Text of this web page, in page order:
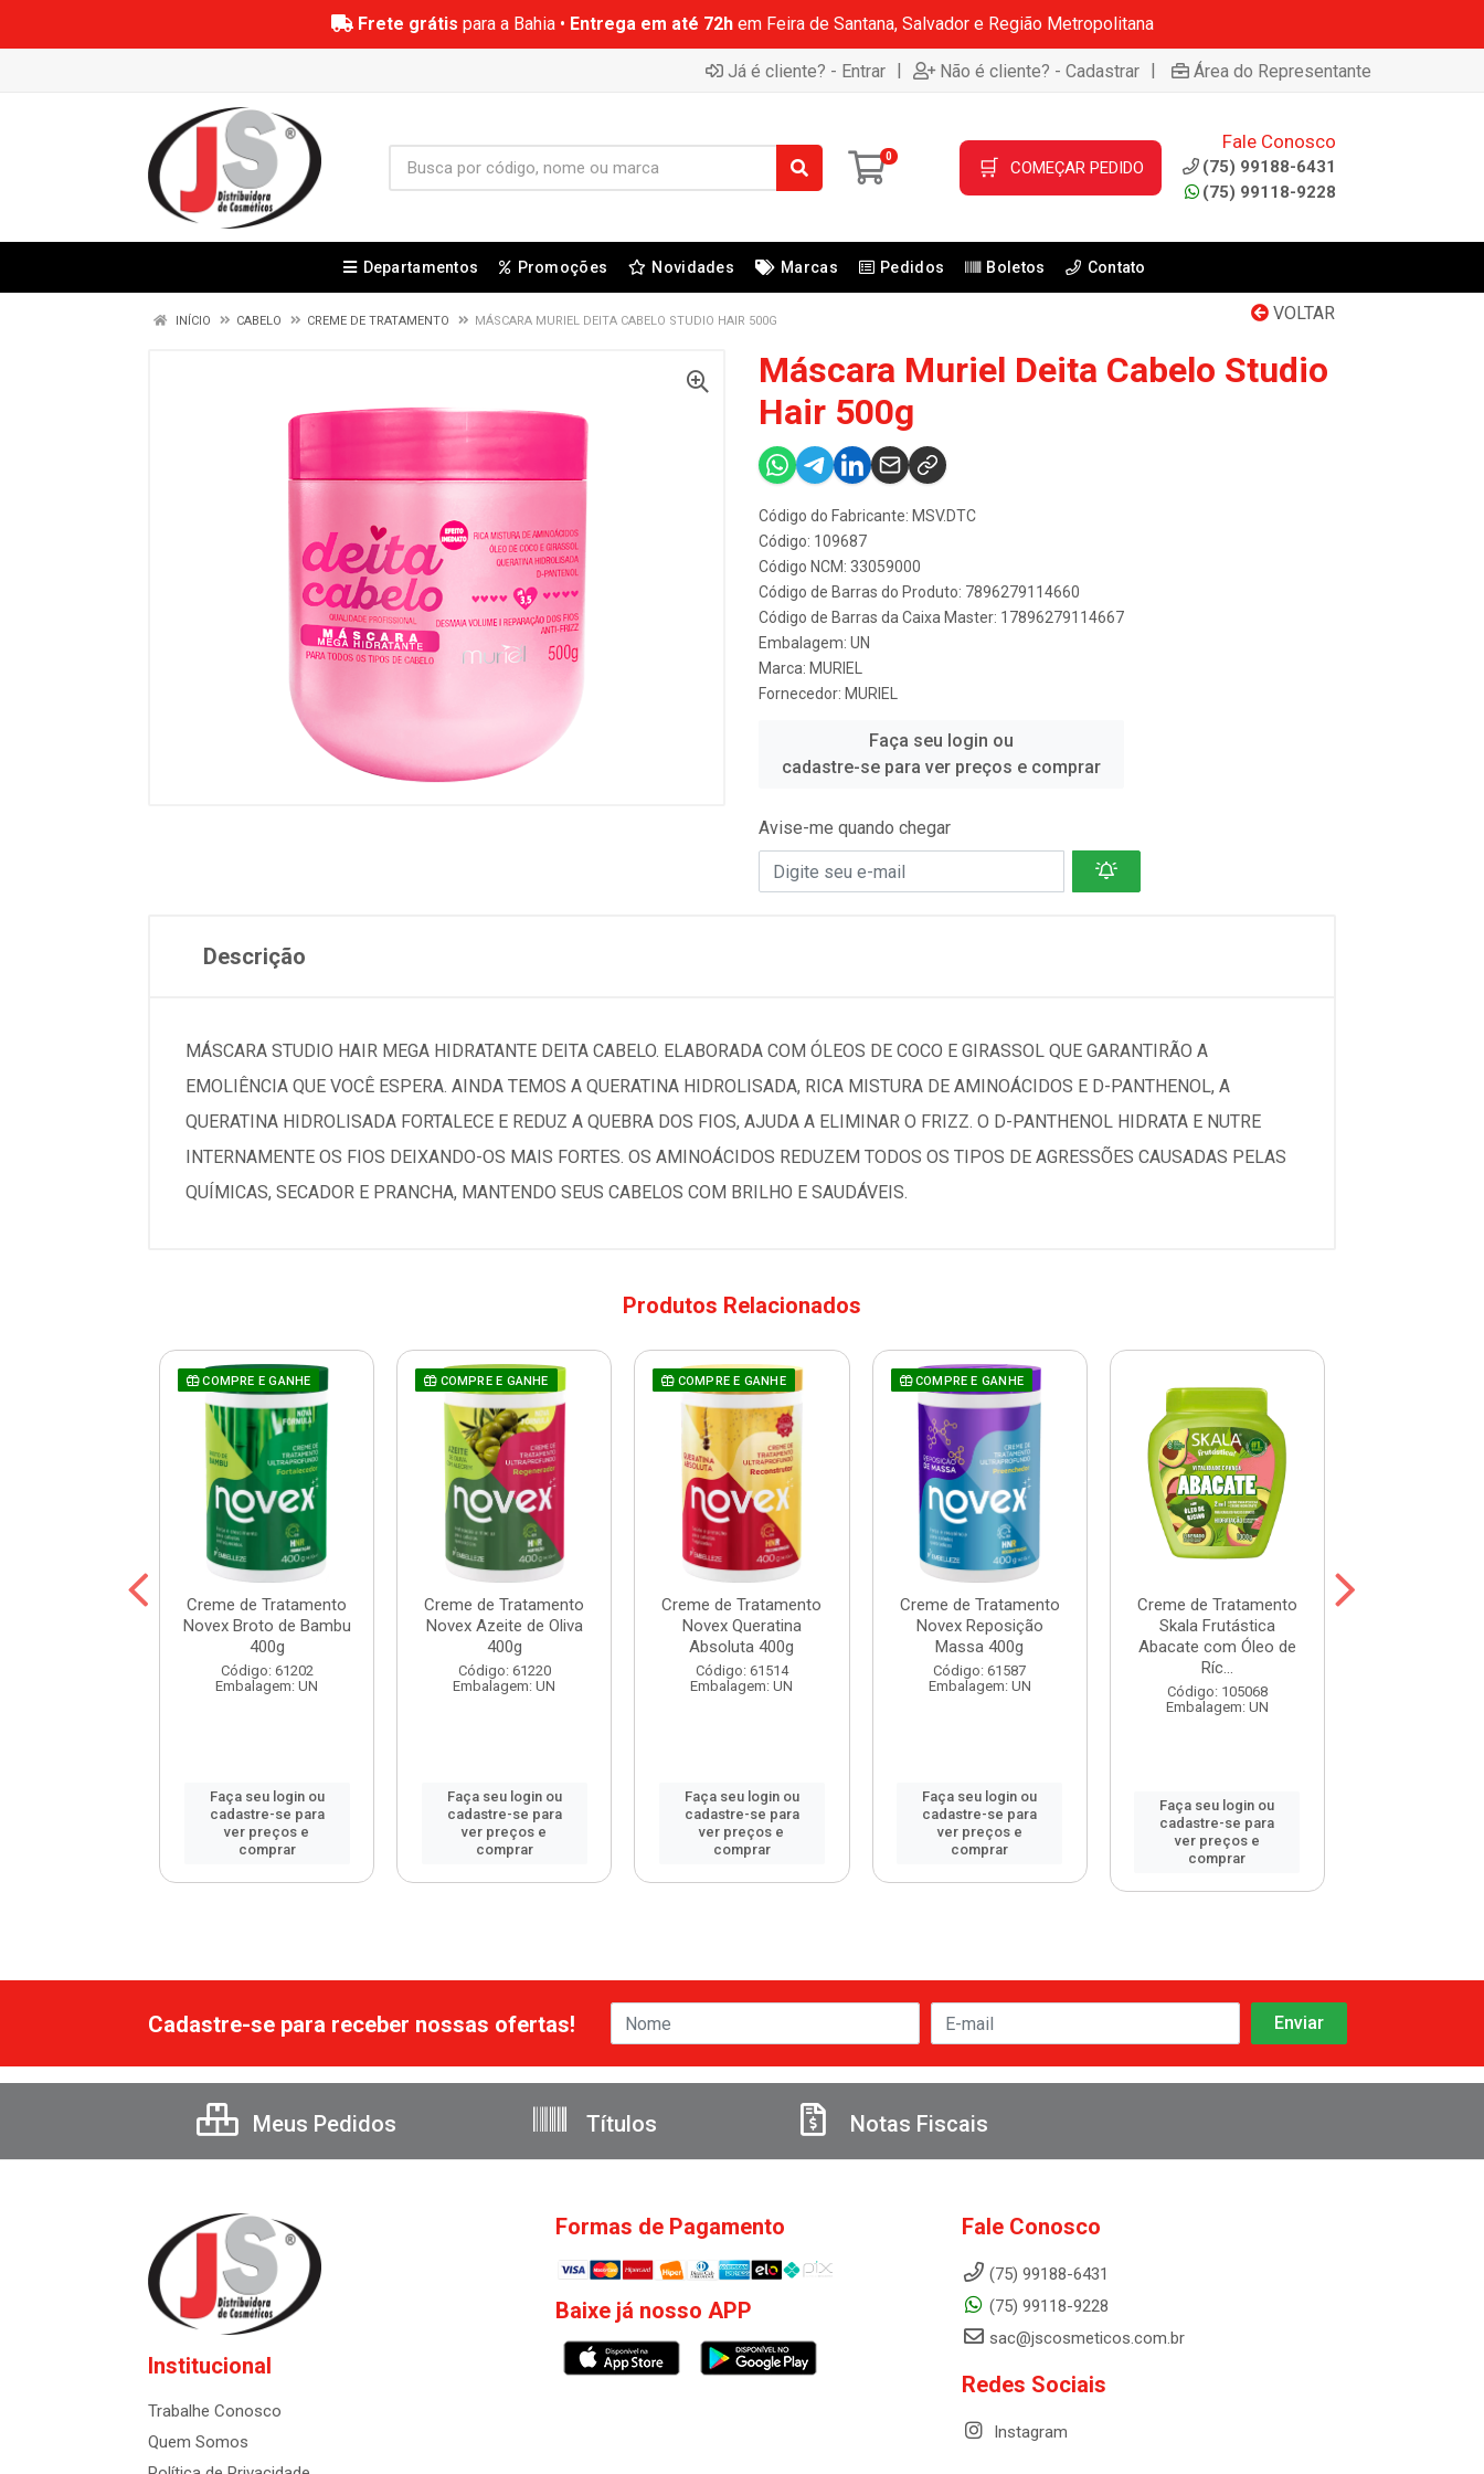
Frete grátis para a Bahia • Entrega em até 72hem Feira de Santana, Salvador e Região Metropolitana
Já é cliente? - Entrar | Não é cliente? - Cadastrar | Área do Representante
0 🛒 COMEÇAR PEDIDO
Fale Conosco
(75) 99188-6431
(75) 99118-9228
Departamentos Promoções Novidades Marcas Pedidos Boletos Contato
VOLTAR
INÍCIO CABELO CREME DE TRATAMENTO MÁSCARA MURIEL DEITA CABELO STUDIO HAIR 500G
Máscara Muriel Deita Cabelo Studio
Hair 500g
Código do Fabricante: MSV.DTC
Código: 109687
Código NCM: 33059000
Código de Barras do Produto: 7896279114660
Código de Barras da Caixa Master: 17896279114667
Embalagem: UN
Marca: MURIEL
Fornecedor: MURIEL
Faça seu login ou
cadastre-se para ver preços e comprar
Avise-me quando chegar
Descrição
MÁSCARA STUDIO HAIR MEGA HIDRATANTE DEITA CABELO. ELABORADA COM ÓLEOS DE COCO E GIRASSOL QUE GARANTIRÃO A
EMOLIÊNCIA QUE VOCÊ ESPERA. AINDA TEMOS A QUERATINA HIDROLISADA, RICA MISTURA DE AMINOÁCIDOS E D-PANTHENOL, A
QUERATINA HIDROLISADA FORTALECE E REDUZ A QUEBRA DOS FIOS, AJUDA A ELIMINAR O FRIZZ. O D-PANTHENOL HIDRATA E NUTRE
INTERNAMENTE OS FIOS DEIXANDO-OS MAIS FORTES. OS AMINOÁCIDOS REDUZEM TODOS OS TIPOS DE AGRESSÕES CAUSADAS PELAS
QUÍMICAS, SECADOR E PRANCHA, MANTENDO SEUS CABELOS COM BRILHO E SAUDÁVEIS.
Produtos Relacionados
COMPRE E GANHE
Creme de Tratamento
Novex Broto de Bambu
400g
Código: 61202
Embalagem: UN
Faça seu login ou
cadastre-se para
ver preços e
comprar
COMPRE E GANHE
Creme de Tratamento
Novex Azeite de Oliva
400g
Código: 61220
Embalagem: UN
Faça seu login ou
cadastre-se para
ver preços e
comprar
COMPRE E GANHE
Creme de Tratamento
Novex Queratina
Absoluta 400g
Código: 61514
Embalagem: UN
Faça seu login ou
cadastre-se para
ver preços e
comprar
COMPRE E GANHE
Creme de Tratamento
Novex Reposição
Massa 400g
Código: 61587
Embalagem: UN
Faça seu login ou
cadastre-se para
ver preços e
comprar
Creme de Tratamento
Skala Frutástica
Abacate com Óleo de
Ríc...
Código: 105068
Embalagem: UN
Faça seu login ou
cadastre-se para
ver preços e
comprar
Cadastre-se para receber nossas ofertas!
Meus Pedidos Títulos Notas Fiscais
Institucional
Trabalhe Conosco
Quem Somos
Formas de Pagamento
Baixe já nosso APP
Fale Conosco
(75) 99188-6431
(75) 99118-9228
sac@jscosmeticos.com.br
Redes Sociais
Instagram